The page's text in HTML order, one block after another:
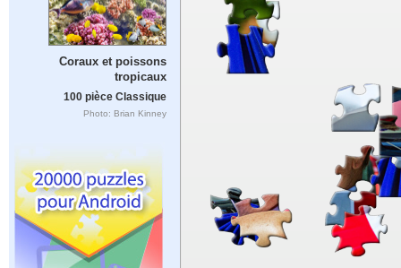
Coraux et poissons
tropicaux
100 pièce Classique
Photo: Brian Kinney